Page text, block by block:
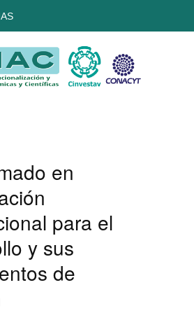
en
para el
y sus
de